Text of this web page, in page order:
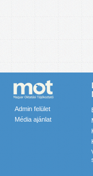
Admin felület
Média ajánlat